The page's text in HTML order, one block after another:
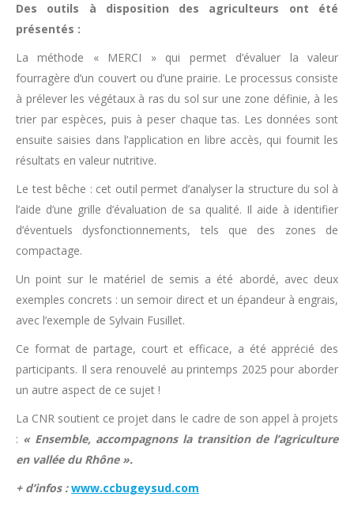
Des outils à disposition des agriculteurs ont été
présentés :
La méthode « MERCI » qui permet d’évaluer la valeur
fourragère d’un couvert ou d’une prairie. Le processus consiste
à prélever les végétaux à ras du sol sur une zone définie, à les
trier par espèces, puis à peser chaque tas. Les données sont
ensuite saisies dans l’application en libre accès, qui fournit les
résultats en valeur nutritive.
Le test bêche : cet outil permet d’analyser la structure du sol à
l’aide d’une grille d’évaluation de sa qualité. Il aide à identifier
d’éventuels dysfonctionnements, tels que des zones de
compactage.
Un point sur le matériel de semis a été abordé, avec deux
exemples concrets : un semoir direct et un épandeur à engrais,
avec l’exemple de Sylvain Fusillet.
Ce format de partage, court et efficace, a été apprécié des
participants. Il sera renouvelé au printemps 2025 pour aborder
un autre aspect de ce sujet !
La CNR soutient ce projet dans le cadre de son appel à projets
: « Ensemble, accompagnons la transition de l’agriculture
en vallée du Rhône ».
+ d’infos : www.ccbugeysud.com